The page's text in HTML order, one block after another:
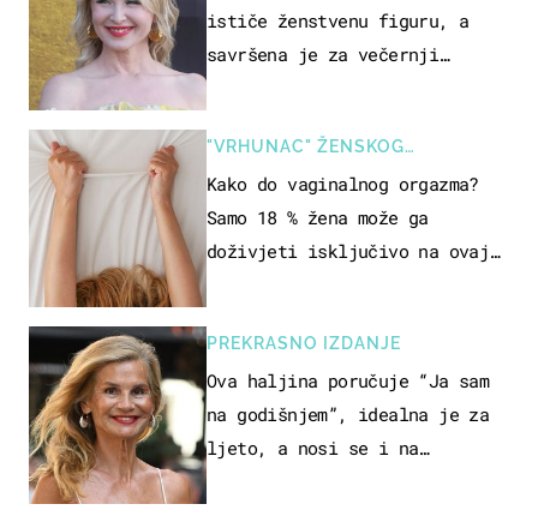
ističe ženstvenu figuru, a
savršena je za večernji
"VRHUNAC" ŽENSKOG
SEKSUALNOG ISKUSTVA
Kako do vaginalnog orgazma?
Samo 18 % žena može ga
doživjeti isključivo na ovaj
PREKRASNO IZDANJE
Ova haljina poručuje “Ja sam
na godišnjem”, idealna je za
ljeto, a nosi se i na